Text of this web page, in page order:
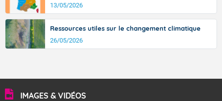
13/05/2026
Ressources utiles sur le changement climatique
26/05/2026
IMAGES & VIDÉOS